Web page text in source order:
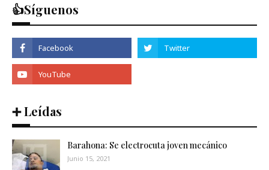
👍Síguenos
➕ Leídas
Barahona: Se electrocuta joven mecánico
Junio 15, 2021